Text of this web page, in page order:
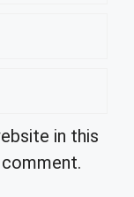
in this